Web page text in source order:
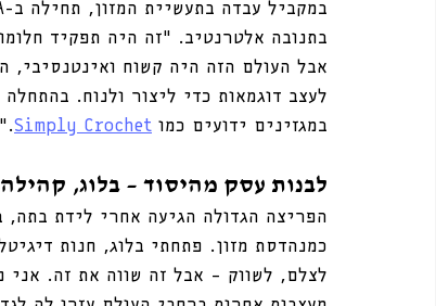
בתנובה אלטרנטיב. “זה היה תפקיד
אבל העולם הזה היה קשוח ואינטנסיבי,
לעצב דוגמאות כדי ליצור ולנוח.
במגזינים ידועים כמו Simply Crochet
.”
לבנות עסק מהיסוד – בלוג, קהילה
לצלם, לשווק – אבל זה שווה את זה. אני